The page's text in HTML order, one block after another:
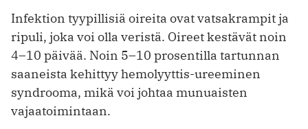
Infektion tyypillisiä oireita ovat vatsakrampit ja
ripuli, joka voi olla veristä. Oireet kestävät noin
4–10 päivää. Noin 5–10 prosentilla tartunnan
saaneista kehittyy hemolyyttis-ureeminen
syndrooma, mikä voi johtaa munuaisten
vajaatoimintaan.